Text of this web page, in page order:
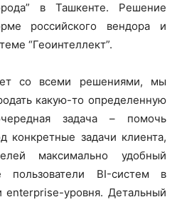
в Ташкенте. Решение
российского вендора и
“Геоинтеллект”.
со всеми решениями, мы
какую-то определенную
задача – помочь
конкретные задачи клиента,
максимально удобный
BI-систем в
enterprise-уровня. Детальный